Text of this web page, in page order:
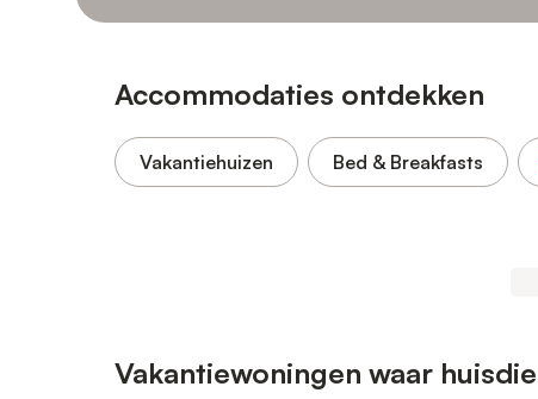
Accommodaties ontdekken
Vakantiehuizen Bed & Breakfasts
Vakantiewoningen waar